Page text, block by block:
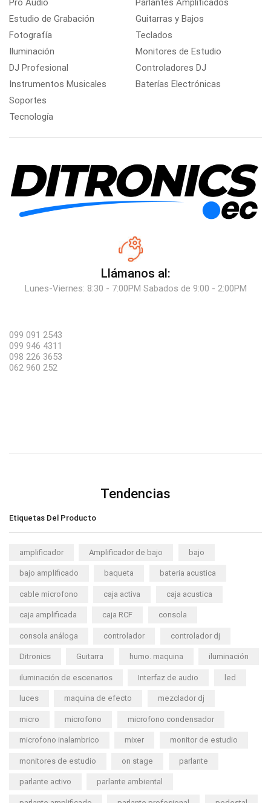
Pro Audio
Estudio de Grabación
Fotografía
Iluminación
DJ Profesional
Instrumentos Musicales
Soportes
Tecnología
Parlantes Amplificados
Guitarras y Bajos
Teclados
Monitores de Estudio
Controladores DJ
Baterías Electrónicas
Llámanos al:
Lunes-Viernes: 8:30 - 7:00PM Sabados de 9:00 - 2:00PM
099 091 2543
099 946 4311
098 226 3653
062 960 252
Tendencias
Etiquetas Del Producto
amplificador Amplificador de bajo bajo
bajo amplificado baqueta bateria acustica
cable microfono caja activa caja acustica
caja amplificada caja RCF consola
consola análoga controlador controlador dj
Ditronics Guitarra humo. maquina iluminación
iluminación de escenarios Interfaz de audio led
luces maquina de efecto mezclador dj
micro microfono microfono condensador
microfono inalambrico mixer monitor de estudio
monitores de estudio on stage parlante
parlante activo parlante ambiental